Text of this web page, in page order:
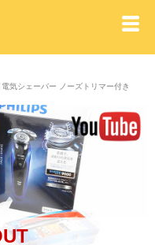
気シェーバー ノーズトリマー付き